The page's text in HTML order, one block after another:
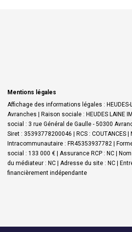
Mentions légales
Affichage des informations légales : HEUDES-
Avranches | Raison sociale : HEUDES LAINE
social : 3 rue Général de Gaulle - 50300
Siret : 35393778200046 | RCS : COUTANCES |
Intracommunautaire : FR45353937782 |
social : 133 000 € | Assurance RCP : NC |
du médiateur : NC | Adresse du site : NC |
financièrement indépendante